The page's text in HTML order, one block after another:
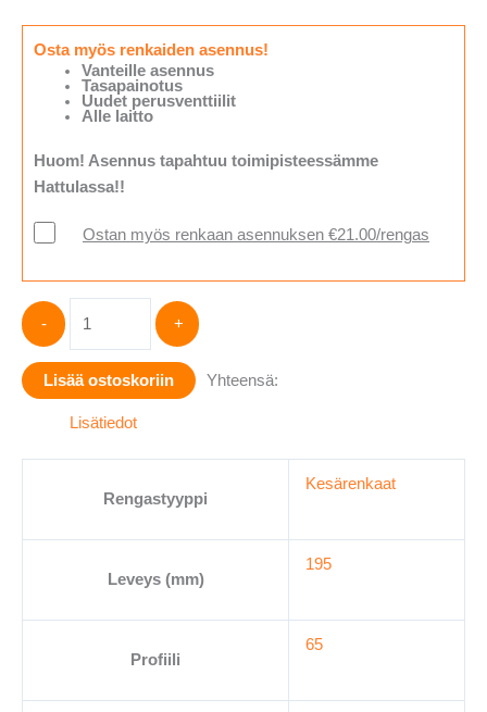
Osta myös renkaiden asennus!
Vanteille asennus
Tasapainotus
Uudet perusventtiilit
Alle laitto
Huom! Asennus tapahtuu toimipisteessämme
Hattulassa!!
Ostan myös renkaan asennuksen €21.00/rengas
-
Eco
2
K435
+
Lisää ostoskoriin Yhteensä:
Lisätiedot
Rengastyyppi
Kesärenkaat
Leveys (mm)
195
Profiili
65